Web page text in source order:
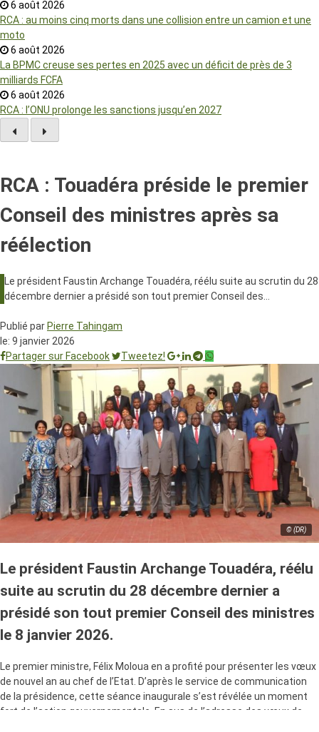
6 août 2026
RCA : au moins cinq morts dans une collision entre un camion et une
moto
6 août 2026
La BPMC creuse ses pertes en 2025 avec un déficit de près de 3
milliards FCFA
6 août 2026
RCA : l’ONU prolonge les sanctions jusqu’en 2027
RCA : Touadéra préside le premier
Conseil des ministres après sa
réélection
Le président Faustin Archange Touadéra, réélu suite au scrutin du 28
décembre dernier a présidé son tout premier Conseil des…
Publié parPierre Tahingam
le: 9 janvier 2026
Partager sur Facebook
Tweetez!
© (DR)
Le président Faustin Archange Touadéra, réélu
suite au scrutin du 28 décembre dernier a
présidé son tout premier Conseil des ministres
le 8 janvier 2026.
Le premier ministre, Félix Moloua en a profité pour présenter les vœux
de nouvel an au chef de l’Etat. D’après le service de communication
de la présidence, cette séance inaugurale s’est révélée un moment
fort de l’action gouvernementale. En sus de l’adresse des vœux de